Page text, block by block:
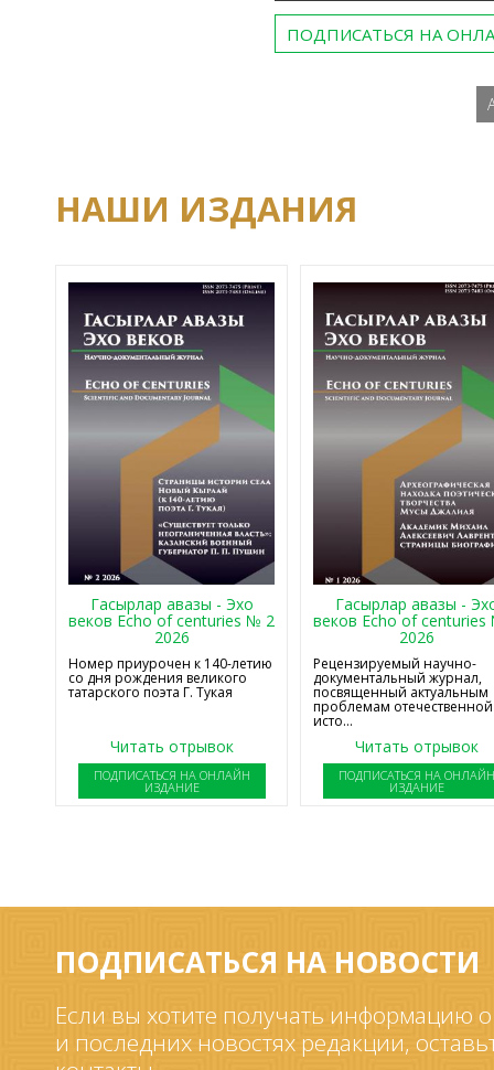
ПОДПИСАТЬСЯ НА
НАШИ ИЗДАНИЯ
Гасырлар авазы - Эхо
веков Echo of centuries № 2
2026
Номер приурочен к 140-летию
со дня рождения великого
татарского поэта Г. Тукая
Читать отрывок
ПОДПИСАТЬСЯ НА ОНЛАЙН
ИЗДАНИЕ
Гасырлар авазы -
веков Echo of
2026
Рецензируемый научно-
документальный журнал,
посвященный актуальным
проблемам отечественной
исто...
Читать отрывок
ПОДПИСАТЬСЯ НА
ИЗДАНИЕ
ПОДПИСАТЬСЯ НА НОВОСТИ
Если вы хотите получать информацию
и последних новостях редакции,